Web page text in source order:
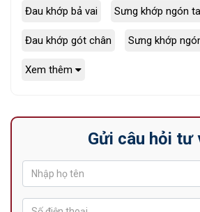
Đau khớp bả vai Sưng khớp ngón
Đau khớp gót chân Sưng khớp
Xem thêm
Gửi câu hỏi tư